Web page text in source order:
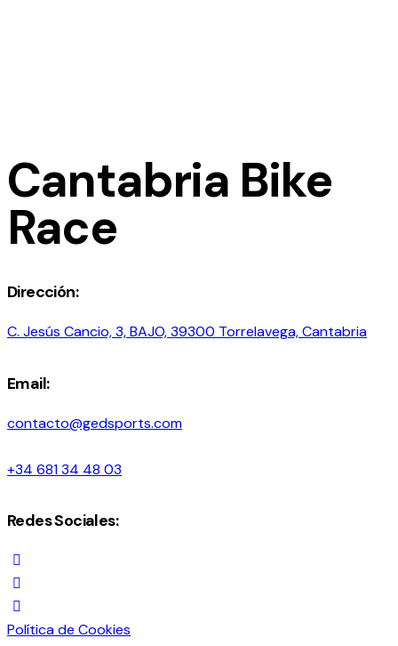
Cantabria Bike
Race
Dirección:
C. Jesús Cancio, 3, BAJO, 39300 Torrelavega, Cantabria
Email:
contacto@gedsports.com
+34 681 34 48 03
Redes Sociales:
instagram
facebook
youtube2
Política de Cookies